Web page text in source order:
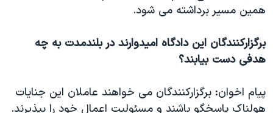
همین مسیر برداشته می شود.
برگزارکنندگان این دادگاه امیدوارند در بلندمدت به چه
هدفی دست بیابند؟
پیام اخوان: برگزارکنندگان می خواهند عاملان این جنایات
هولناک پاسخگو باشند و مسئولیت اعمال خود را بپذیرند.